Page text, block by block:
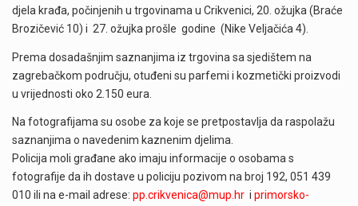
djela krađa, počinjenih u trgovinama u Crikvenici, 20. ožujka (Braće
Brozičević 10) i 27. ožujka prošle godine (Nike Veljačića 4).
Prema dosadašnjim saznanjima iz trgovina sa sjedištem na
zagrebačkom području, otuđeni su parfemi i kozmetički proizvodi
u vrijednosti oko 2.150 eura.
Na fotografijama su osobe za koje se pretpostavlja da raspolažu
saznanjima o navedenim kaznenim djelima.
Policija moli građane ako imaju informacije o osobama s
fotografije da ih dostave u policiju pozivom na broj 192, 051 439
010 ili na e-mail adrese: pp.crikvenica@mup.hr i primorsko-